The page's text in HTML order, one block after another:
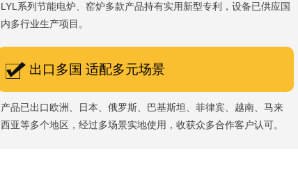
LYL系列节能电炉、窑炉多款产品持有实用新型专利，设备已供应国
内多行业生产项目。
出口多国 适配多元场景
产品已出口欧洲、日本、俄罗斯、巴基斯坦、菲律宾、越南、马来
西亚等多个地区，经过多场景实地使用，收获众多合作客户认可。